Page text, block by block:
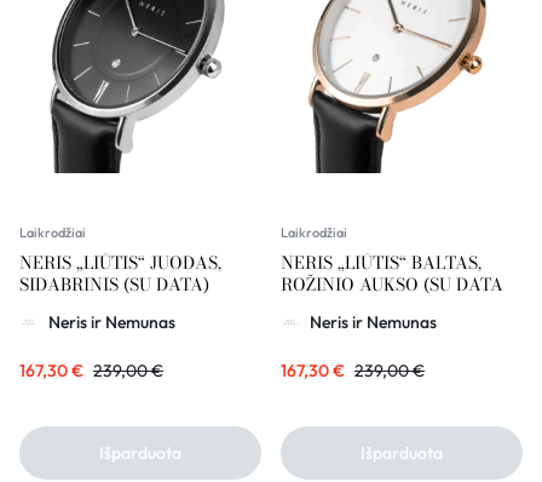
Laikrodžiai
NERIS „LIŪTIS“ JUODAS,
SIDABRINIS (SU DATA)
Neris ir Nemunas
167,30€ 239,00€
Išparduota
Laikrodžiai
NERIS „LIŪTIS“ BALTAS,
ROŽINIO AUKSO (SU DATA
Neris ir Nemunas
167,30€ 239,00€
Išparduota